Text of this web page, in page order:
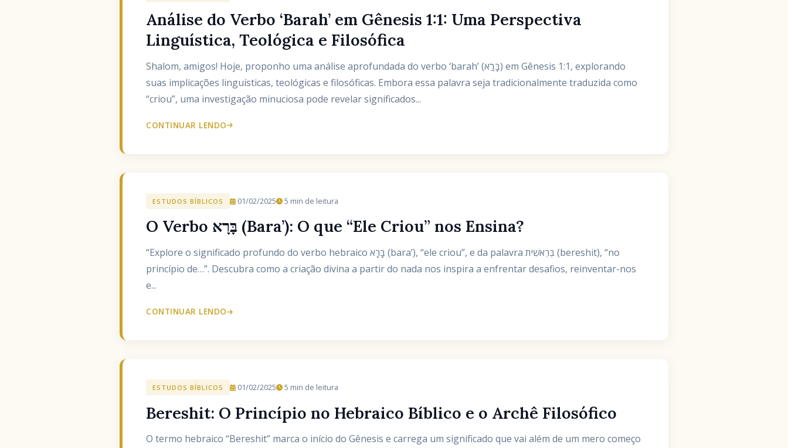
Análise do Verbo ‘Barah’ em Gênesis 1:1: Uma Perspectiva
Linguística, Teológica e Filosófica
Shalom, amigos! Hoje, proponho uma análise aprofundada do verbo ‘barah’ (בָּרָ֣א) em Gênesis 1:1, explorando
suas implicações linguísticas, teológicas e filosóficas. Embora essa palavra seja tradicionalmente traduzida como
“criou”, uma investigação minuciosa pode revelar significados...
CONTINUAR LENDO
ESTUDOS BÍBLICOS 01/02/2025 5 min de leitura
O Verbo בָּרָא (Bara’): O que “Ele Criou” nos Ensina?
“Explore o significado profundo do verbo hebraico בָּרָא (bara’), “ele criou”, e da palavra בְּרֵאשִׁית (bereshit), “no
princípio de…”. Descubra como a criação divina a partir do nada nos inspira a enfrentar desafios, reinventar-nos
e...
CONTINUAR LENDO
ESTUDOS BÍBLICOS 01/02/2025 5 min de leitura
Bereshit: O Princípio no Hebraico Bíblico e o Archê Filosófico
O termo hebraico “Bereshit” marca o início do Gênesis e carrega um significado que vai além de um mero começo